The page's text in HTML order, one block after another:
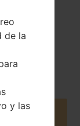
2015
de la
y las